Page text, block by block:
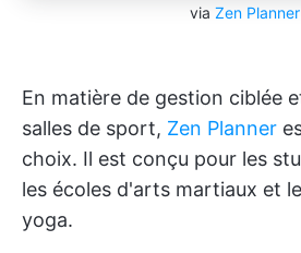
via Zen Planner
En matière de gestion ciblée
salles de sport, Zen Planner
choix. Il est conçu pour les
les écoles d'arts martiaux et
yoga.